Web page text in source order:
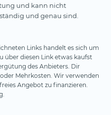
und kann nicht
und genau sind.
Links handelt es sich um
über diesen Link etwas kaufst
des Anbieters. Dir
Mehrkosten. Wir verwenden
Angebot zu finanzieren.